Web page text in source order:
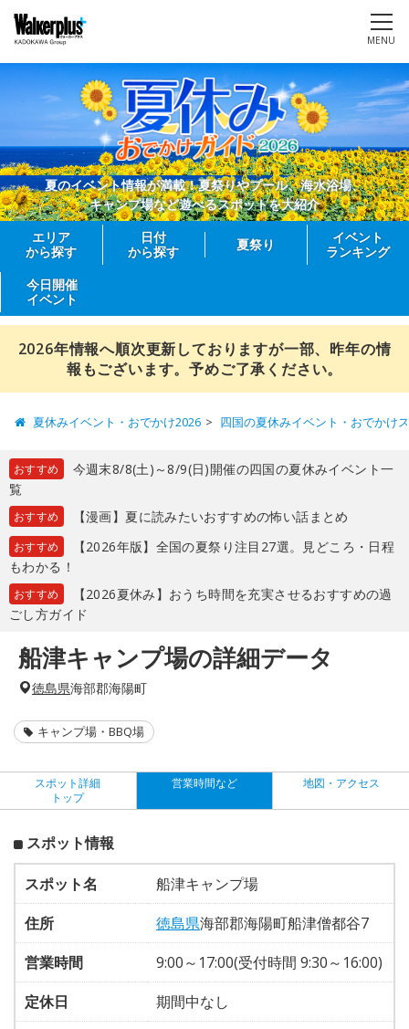
MENU
夏のイベント情報が満載！夏祭りやプール、海水浴場、
キャンプ場など遊べるスポットを大紹介
エリア
から探す
日付
から探す
夏祭り
イベント
ランキング
今日開催
イベント
2026年情報へ順次更新しておりますが一部、昨年の情
報もございます。予めご了承ください。
夏休みイベント・おでかけ2026 四国の夏休みイベント・おでかけ
おすすめ
今週末8/8(土)～8/9(日)開催の四国の夏休みイベント一
覧
おすすめ 【漫画】夏に読みたいおすすめの怖い話まとめ
おすすめ
【2026年版】全国の夏祭り注目27選。見どころ・日程
もわかる！
おすすめ
【2026夏休み】おうち時間を充実させるおすすめの過
ごし方ガイド
船津キャンプ場の詳細データ
徳島県海部郡海陽町
キャンプ場・BBQ場
スポット詳細
トップ
営業時間など 地図・アクセス
スポット情報
スポット名
船津キャンプ場
住所
徳島県海部郡海陽町船津僧都谷7
営業時間
9:00～17:00(受付時間 9:30～16:00)
定休日
期間中なし